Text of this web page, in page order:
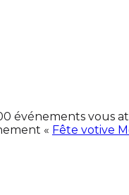
événements vous
« Fête votive